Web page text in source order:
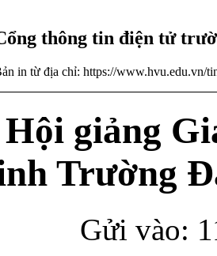
thông tin điện tử
in từ địa chỉ: https://www.hvu.edu.vn/
giảng
Trường
Gửi vào: